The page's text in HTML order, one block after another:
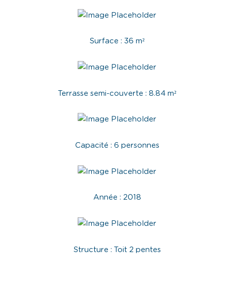
Surface : 36 m²
Terrasse semi-couverte : 8.84 m²
Capacité : 6 personnes
Année : 2018
Structure : Toit 2 pentes